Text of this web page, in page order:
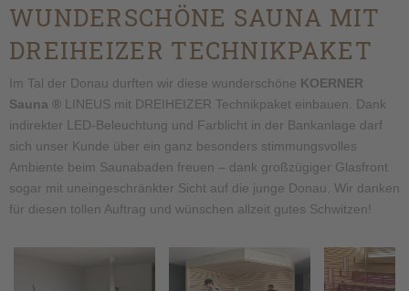
WUNDERSCHÖNE SAUNA MIT
DREIHEIZER TECHNIKPAKET
Im Tal der Donau durften wir diese wunderschöne KOERNER
Sauna ®LINEUS mit DREIHEIZER Technikpaket einbauen. Dank
indirekter LED-Beleuchtung und Farblicht in der Bankanlage darf
sich unser Kunde über ein ganz besonders stimmungsvolles
Ambiente beim Saunabaden freuen – dank großzügiger Glasfront
sogar mit uneingeschränkter Sicht auf die junge Donau. Wir danken
für diesen tollen Auftrag und wünschen allzeit gutes Schwitzen!